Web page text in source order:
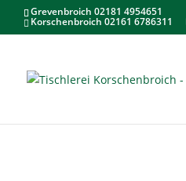
Grevenbroich 02181 4954651
Korschenbroich 02161 6786311